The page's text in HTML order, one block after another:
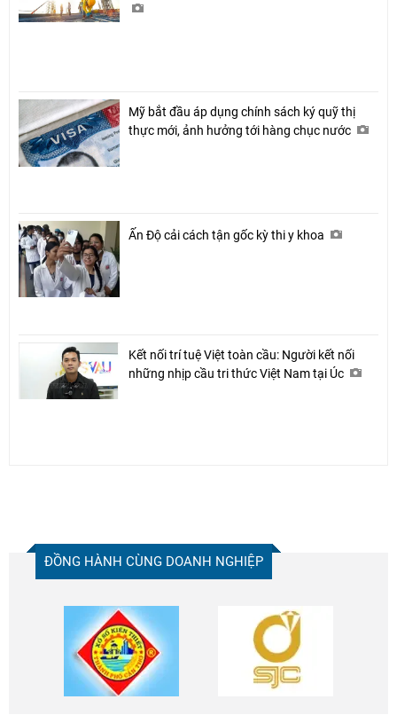
Mỹ bắt đầu áp dụng chính sách ký quỹ thị
thực mới, ảnh hưởng tới hàng chục nước
Ấn Độ cải cách tận gốc kỳ thi y khoa
Kết nối trí tuệ Việt toàn cầu: Người kết nối
những nhịp cầu tri thức Việt Nam tại Úc
ĐỒNG HÀNH CÙNG DOANH NGHIỆP